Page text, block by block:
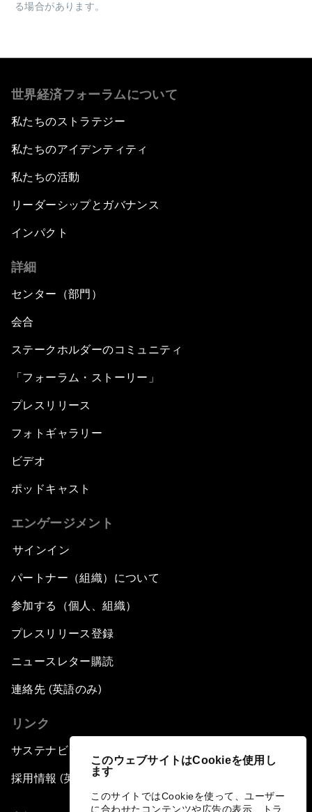
このウェブサイトはCookieを使用し
ます
このサイトではCookieを使って、ユーザー
に合わせたコンテンツや広告の表示、トラ
る場合があります。
世界経済フォーラムについて
私たちのストラテジー
私たちのアイデンティティ
私たちの活動
リーダーシップとガバナンス
インパクト
詳細
センター（部門）
会合
ステークホルダーのコミュニティ
「フォーラム・ストーリー」
プレスリリース
フォトギャラリー
ビデオ
ポッドキャスト
エンゲージメント
サインイン
パートナー（組織）について
参加する（個人、組織）
プレスリリース登録
ニュースレター購読
連絡先 (英語のみ)
リンク
サステナビリティへの取り組み
採用情報 (英語のみ)